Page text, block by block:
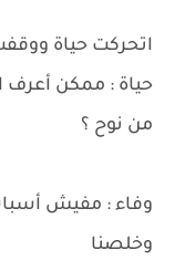
اتحركت حياة
حياة : ممكن أعرف
من نوح ؟
وفاء : مفيش
وخلصنا